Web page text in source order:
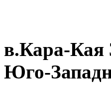
в.Кара-Кая
Юго-